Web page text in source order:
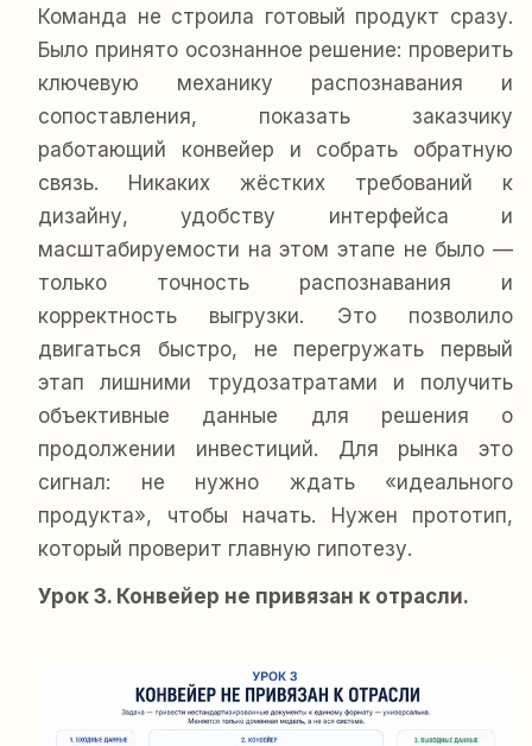
Команда не строила готовый продукт сразу.
Было принято осознанное решение: проверить
ключевую механику распознавания и
сопоставления, показать заказчику
работающий конвейер и собрать обратную
связь. Никаких жёстких требований к
дизайну, удобству интерфейса и
масштабируемости на этом этапе не было —
только точность распознавания и
корректность выгрузки. Это позволило
двигаться быстро, не перегружать первый
этап лишними трудозатратами и получить
объективные данные для решения о
продолжении инвестиций. Для рынка это
сигнал: не нужно ждать «идеального
продукта», чтобы начать. Нужен прототип,
который проверит главную гипотезу.
Урок 3. Конвейер не привязан к отрасли.